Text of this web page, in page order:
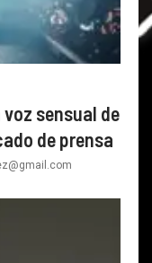
sensual de
de prensa